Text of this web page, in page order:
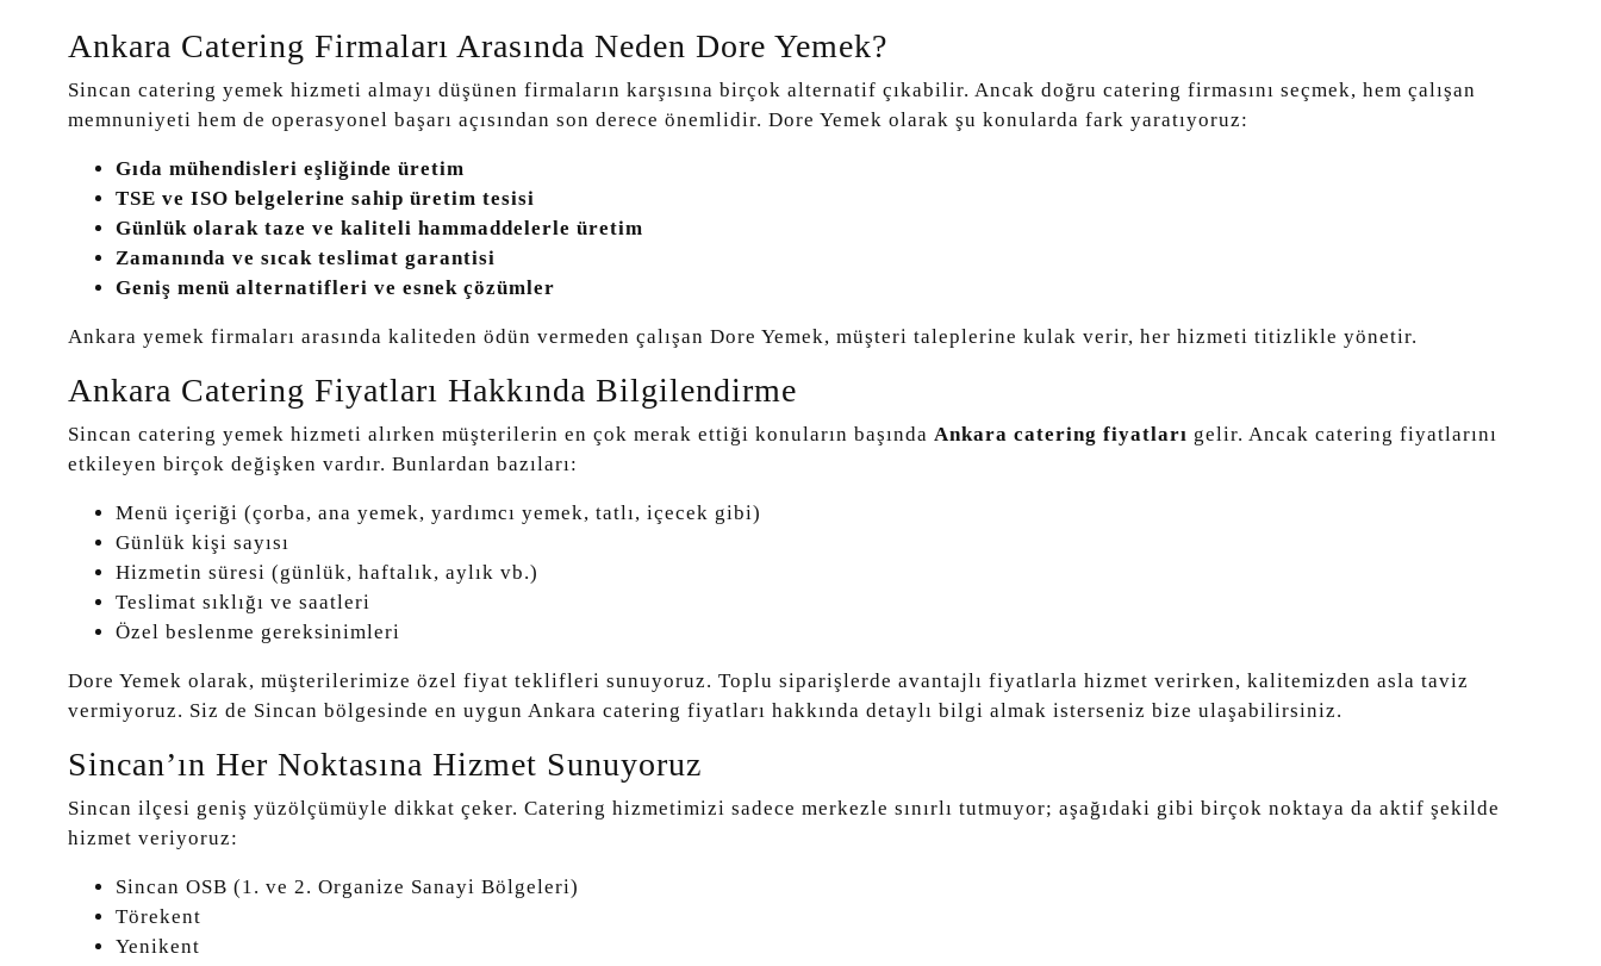
Ankara Catering Firmaları Arasında Neden Dore Yemek?
Sincan catering yemek hizmeti almayı düşünen firmaların karşısına birçok alternatif çıkabilir. Ancak doğru catering firmasını seçmek, hem çalışan
memnuniyeti hem de operasyonel başarı açısından son derece önemlidir. Dore Yemek olarak şu konularda fark yaratıyoruz:
Gıda mühendisleri eşliğinde üretim
TSE ve ISO belgelerine sahip üretim tesisi
Günlük olarak taze ve kaliteli hammaddelerle üretim
Zamanında ve sıcak teslimat garantisi
Geniş menü alternatifleri ve esnek çözümler
Ankara yemek firmaları arasında kaliteden ödün vermeden çalışan Dore Yemek, müşteri taleplerine kulak verir, her hizmeti titizlikle yönetir.
Ankara Catering Fiyatları Hakkında Bilgilendirme
Sincan catering yemek hizmeti alırken müşterilerin en çok merak ettiği konuların başında Ankara catering fiyatları gelir. Ancak catering fiyatlarını
etkileyen birçok değişken vardır. Bunlardan bazıları:
Menü içeriği (çorba, ana yemek, yardımcı yemek, tatlı, içecek gibi)
Günlük kişi sayısı
Hizmetin süresi (günlük, haftalık, aylık vb.)
Teslimat sıklığı ve saatleri
Özel beslenme gereksinimleri
Dore Yemek olarak, müşterilerimize özel fiyat teklifleri sunuyoruz. Toplu siparişlerde avantajlı fiyatlarla hizmet verirken, kalitemizden asla taviz
vermiyoruz. Siz de Sincan bölgesinde en uygun Ankara catering fiyatları hakkında detaylı bilgi almak isterseniz bize ulaşabilirsiniz.
Sincan’ın Her Noktasına Hizmet Sunuyoruz
Sincan ilçesi geniş yüzölçümüyle dikkat çeker. Catering hizmetimizi sadece merkezle sınırlı tutmuyor; aşağıdaki gibi birçok noktaya da aktif şekilde
hizmet veriyoruz:
Sincan OSB (1. ve 2. Organize Sanayi Bölgeleri)
Törekent
Yenikent